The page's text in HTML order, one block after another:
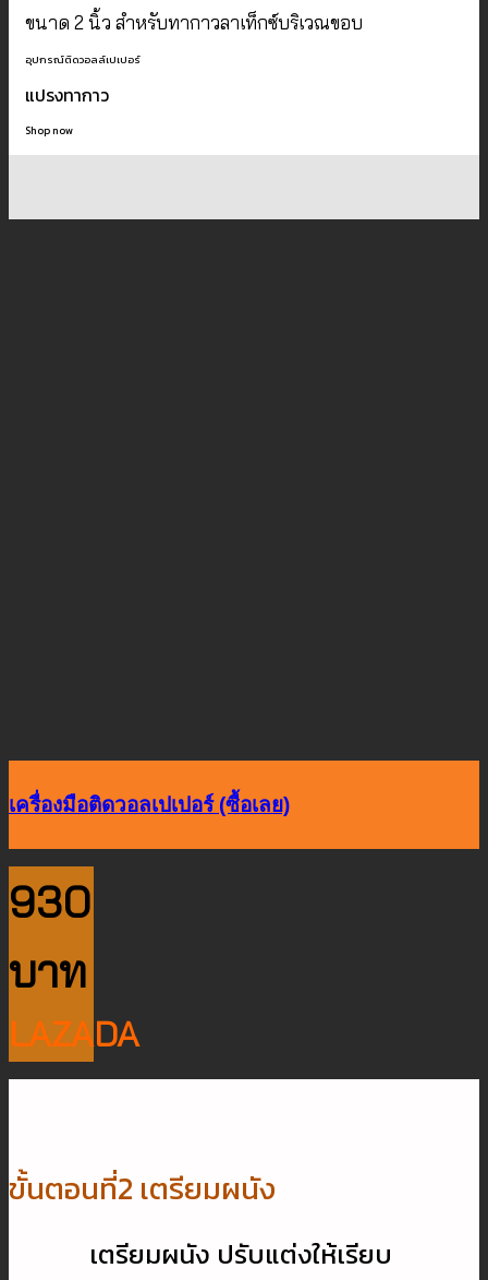
ขนาด 2 นิ้ว สำหรับทากาวลาเท็กซ์บริเวณขอบ
อุปกรณ์ติดวอลล์เปเปอร์
แปรงทากาว
Shop now
เครื่องมือติดวอลเปเปอร์ (ซื้อเลย)
930
บาท
LAZADA
ขั้นตอนที่2 เตรียมผนัง
เตรียมผนัง ปรับแต่งให้เรียบ